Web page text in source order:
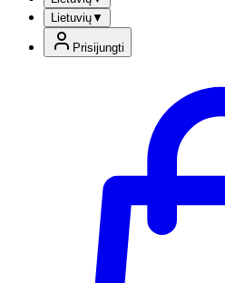
Lietuvių▼
Prisijungti